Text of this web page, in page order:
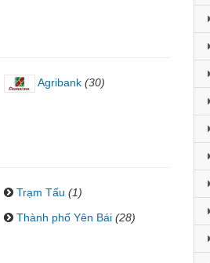
Agribank (30)
Trạm Tấu (1)
Thành phố Yên Bái (28)